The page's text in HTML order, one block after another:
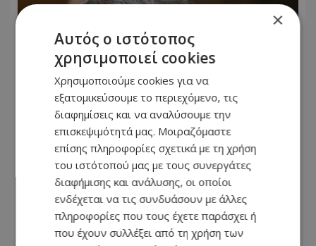
CNNi: Ο στρατηγός του Τραμπ
«αναζητά διέξοδο» από τον πόλεμο
στο Ιράν - «Μπούμερανγκ η
κλιμάκωση»
×
Αυτός ο ιστότοπος
χρησιμοποιεί cookies
Χρησιμοποιούμε cookies για να
εξατομικεύσουμε το περιεχόμενο, τις
διαφημίσεις και να αναλύσουμε την
επισκεψιμότητά μας. Μοιραζόμαστε
επίσης πληροφορίες σχετικά με τη χρήση
του ιστότοπού μας με τους συνεργάτες
διαφήμισης και ανάλυσης, οι οποίοι
ενδέχεται να τις συνδυάσουν με άλλες
πληροφορίες που τους έχετε παράσχει ή
που έχουν συλλέξει από τη χρήση των